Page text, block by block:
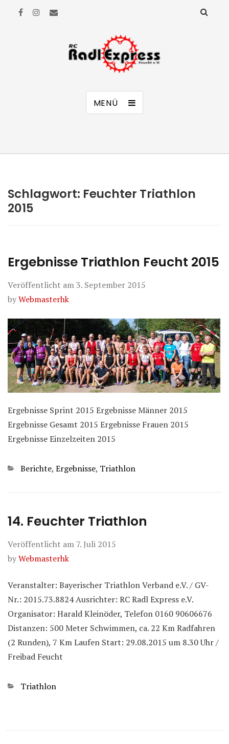
RC Radl Express Feucht e.V.
MENÜ
Schlagwort: Feuchter Triathlon
2015
Ergebnisse Triathlon Feucht 2015
Veröffentlicht am 3. September 2015
byWebmasterhk
Ergebnisse Sprint 2015 Ergebnisse Männer 2015
Ergebnisse Gesamt 2015 Ergebnisse Frauen 2015
Ergebnisse Einzelzeiten 2015
Kategorien
Berichte, Ergebnisse, Triathlon
14. Feuchter Triathlon
Veröffentlicht am 7. Juli 2015
byWebmasterhk
Veranstalter: Bayerischer Triathlon Verband e.V. / GV-
Nr.: 2015.73.8824 Ausrichter: RC Radl Express e.V.
Organisator: Harald Kleinöder, Telefon 0160 90606676
Distanzen: 500 Meter Schwimmen, ca. 22 Km Radfahren
(2 Runden), 7 Km Laufen Start: 29.08.2015 um 8.30 Uhr /
Freibad Feucht
Kategorien
Triathlon